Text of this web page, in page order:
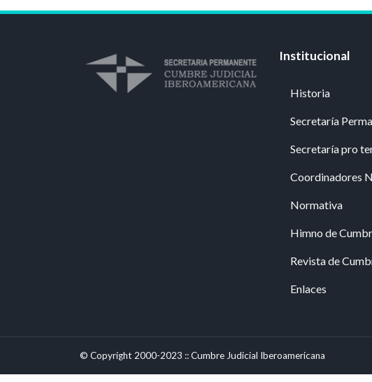
Institucional
Historia
Secretaría
Secretaría pro
Coordinadores
Normativa
Himno de
Revista de
Enlaces
© Copyright 2000-2023 :: Cumbre Judicial Iberoamericana